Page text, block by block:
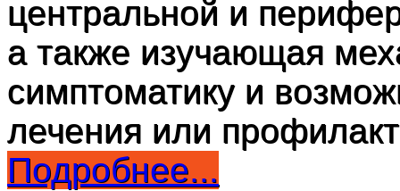
центральной и
а также изучающая
симптоматику и
лечения или
Подробнее...